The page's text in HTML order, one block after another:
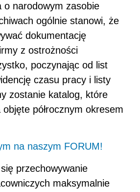
o narodowym zasobie
ogólnie stanowi, że
dokumentację
z ostrożności
poczynając od list
czasu pracy i listy
zostanie katalog, które
półrocznym okresem
na naszym FORUM!
przechowywanie
maksymalnie